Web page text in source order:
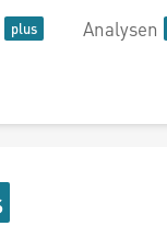
Analysen